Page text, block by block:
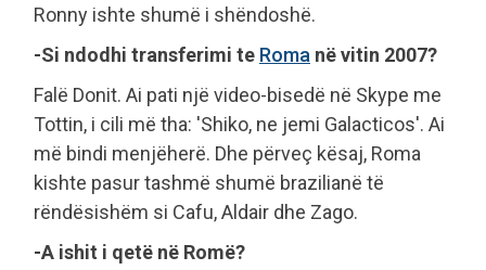
Ronny ishte shumë i shëndoshë.
-Si ndodhi transferimi te Roma në vitin 2007?
Falë Donit. Ai pati një video-bisedë në Skype me
Tottin, i cili më tha: 'Shiko, ne jemi Galacticos'. Ai
më bindi menjëherë. Dhe përveç kësaj, Roma
kishte pasur tashmë shumë brazilianë të
rëndësishëm si Cafu, Aldair dhe Zago.
-A ishit i qetë në Romë?